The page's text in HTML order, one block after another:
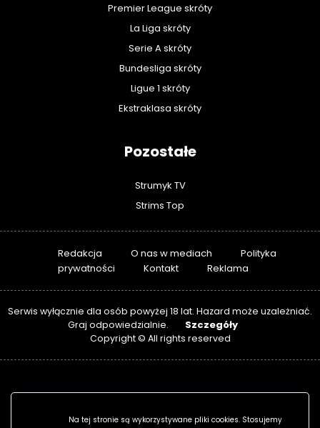
Premier League skróty
La Liga skróty
Serie A skróty
Bundesliga skróty
Ligue 1 skróty
Ekstraklasa skróty
Pozostałe
Strumyk TV
Strims Top
Redakcja O nas w mediach
Polityka
prywatności
Kontakt Reklama
Serwis wyłącznie dla osób powyżej 18 lat. Hazard może uzależniać.
Graj odpowiedzialnie.
Szczegóły
Copyright © All rights reserved
Na tej stronie są wykorzystywane pliki cookies. Stosujemy